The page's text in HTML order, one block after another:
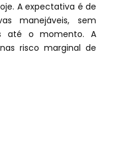
A expectativa é de
manejáveis, sem
até o momento. A
risco marginal de